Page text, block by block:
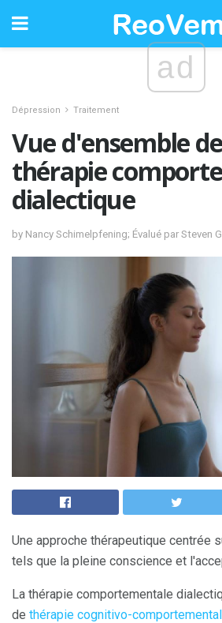
ad
Dépression Traitement
Vue d'ensemble
thérapie
dialectique
by Nancy Schimelpfening; Évalué par Steven
Une approche thérapeutique centrée
tels que la pleine conscience et
La thérapie comportementale
de thérapie cognitivo-